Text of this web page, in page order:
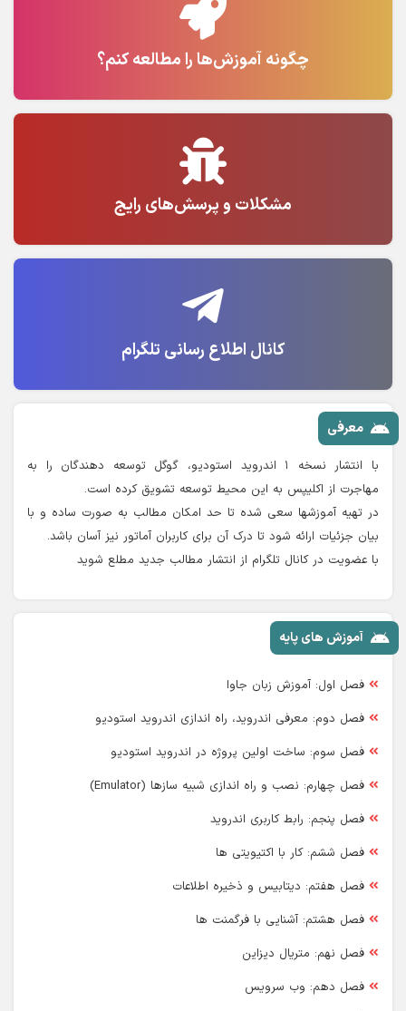
چگونه آموزش‌ها را مطالعه کنم؟
مشکلات و پرسش‌های رایج
کانال اطلاع رسانی تلگرام
معرفی
با انتشار نسخه ۱ اندروید استودیو، گوگل توسعه دهندگان را به
مهاجرت از اکلیپس به این محیط توسعه تشویق کرده است.
در تهیه آموزشها سعی شده تا حد امکان مطالب به صورت ساده و با
بیان جزئیات ارائه شود تا درک آن برای کاربران آماتور نیز آسان باشد.
با عضویت در کانال تلگرام از انتشار مطالب جدید مطلع شوید
آموزش های پایه
فصل اول: آموزش زبان جاوا
فصل دوم: معرفی اندروید، راه اندازی اندروید استودیو
فصل سوم: ساخت اولین پروژه در اندروید استودیو
فصل چهارم: نصب و راه اندازی شبیه سازها (Emulator)
فصل پنجم: رابط کاربری اندروید
فصل ششم: کار با اکتیویتی ها
فصل هفتم: دیتابیس و ذخیره اطلاعات
فصل هشتم: آشنایی با فرگمنت ها
فصل نهم: متریال دیزاین
فصل دهم: وب سرویس